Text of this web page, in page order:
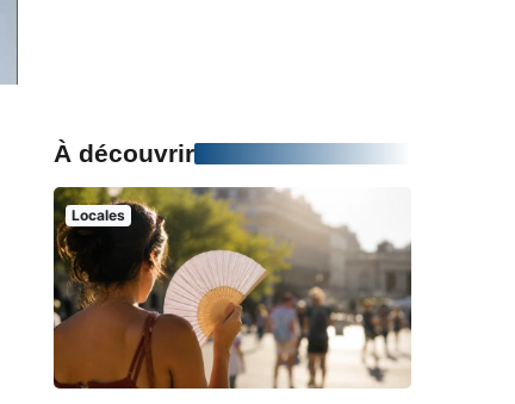
À découvrir
Locales